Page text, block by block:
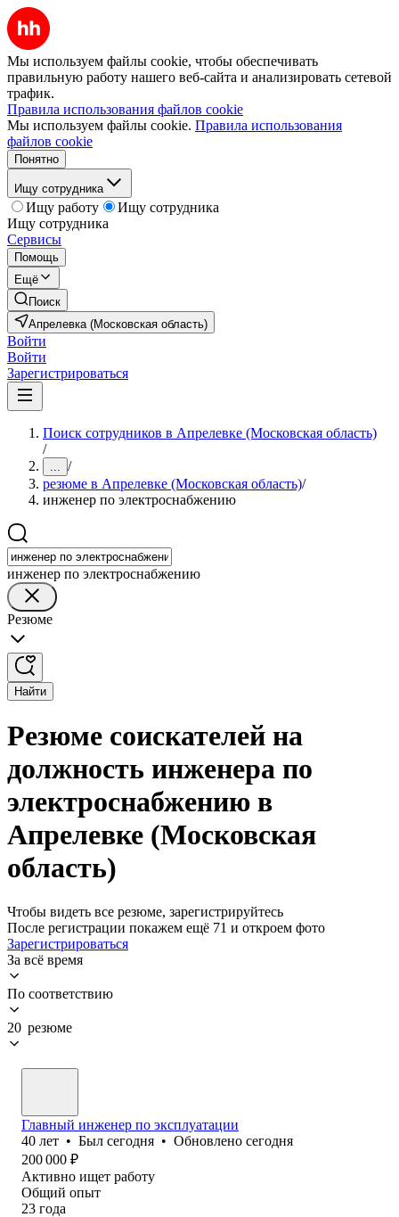
Мы используем файлы cookie, чтобы обеспечивать
правильную работу нашего веб-сайта и анализировать сетевой
трафик.
Правила использования файлов cookie
Мы используем файлы cookie. Правила использования
файлов cookie
Понятно
Ищу сотрудника
Ищу работу
Ищу сотрудника
Ищу сотрудника
Сервисы
Помощь
Ещё
Поиск
Апрелевка (Московская область)
Войти
Войти
Зарегистрироваться
Поиск сотрудников в Апрелевке (Московская область)
/
... /
резюме в Апрелевке (Московская область)/
инженер по электроснабжению
инженер по электроснабжению
Резюме
Найти
Резюме соискателей на
должность инженера по
электроснабжению в
Апрелевке (Московская
область)
Чтобы видеть все резюме, зарегистрируйтесь
После регистрации покажем ещё 71 и откроем фото
Зарегистрироваться
За всё время
По соответствию
20 резюме
Главный инженер по эксплуатации
40 лет • Был сегодня • Обновлено сегодня
200 000 ₽
Активно ищет работу
Общий опыт
23 года